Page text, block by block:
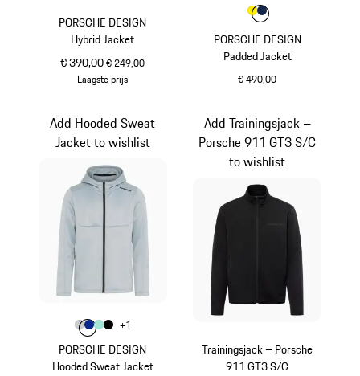
PORSCHE DESIGN
Hybrid Jacket
oorspronkelijke prijs
€ 390,00verkoopprijs
€ 249,00
Laagste prijs
PORSCHE DESIGN
Padded Jacket
€ 490,00
Kleur
KleurKleur
PORSCHE DESIGN
Hooded Sweat Jacket
Add Hooded Sweat
Jacket to wishlist
Kleur
Kleurlichtgrijs
Kleur blauw
Kleurmintgroen
Kleur
+1
Trainingsjack – Porsche
911 GT3 S/C
Add Trainingsjack –
Porsche 911 GT3 S/C
to wishlist